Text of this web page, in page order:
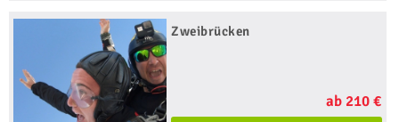
Zweibrücken
ab 210 €